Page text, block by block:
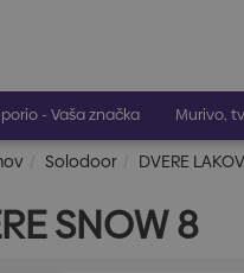
- Vaša značka Murivo,
Solodoor DVERE
SNOW 8